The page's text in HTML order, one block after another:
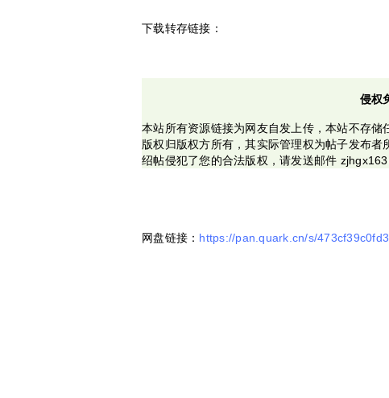
下载转存链接：
侵权
本站所有资源链接为网友自发上传，本站不存
版权归版权方所有，其实际管理权为帖子发布
绍帖侵犯了您的合法版权，请发送邮件
网盘链接： https://pan.quark.cn/s/473cf39c0fd3